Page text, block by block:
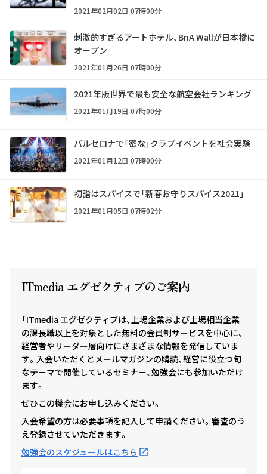
2021年02月02日 07時00分
刺激的すぎるアートホテル、BnA Wallが日本橋に
オープン
2021年01月26日 07時00分
2021年版世界で最も安全な航空会社ランキング
2021年01月19日 07時00分
バルセロナで「密な」クラブイベントを社会実験
2021年01月12日 07時00分
初詣はスパイスで「新春お守りスパイス2021」
2021年01月05日 07時02分
ITmedia エグゼクティ ブのご案内
「ITmedia エグゼクティブは、上場企業および上場相当企業
の課長職以上を対象とした無料の会員制サービスを中心に、
経営者やリーダー層向けにさまざまな情報を発信していま
す。入会いただくとメールマガジンの購読、経営に役立つ旬
なテーマで開催しているセミナー、勉強会にも参加いただけ
ます。
ぜひこの機会にお申し込みください。
入会希望の方は必要事項を記入して申請ください。審査のう
え登録させていただきます。
勉強会のスケジュールはこちら